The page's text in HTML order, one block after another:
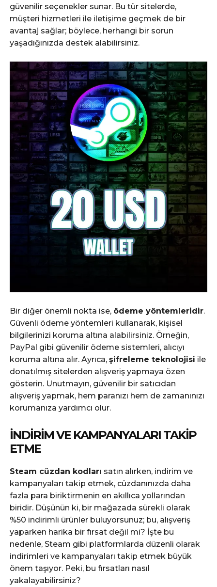
güvenilir seçenekler sunar. Bu tür sitelerde,
müşteri hizmetleri ile iletişime geçmek de bir
avantaj sağlar; böylece, herhangi bir sorun
yaşadığınızda destek alabilirsiniz.
Bir diğer önemli nokta ise, ödeme yöntemleridir.
Güvenli ödeme yöntemleri kullanarak, kişisel
bilgilerinizi koruma altına alabilirsiniz. Örneğin,
PayPal gibi güvenilir ödeme sistemleri, alıcıyı
koruma altına alır. Ayrıca, şifreleme teknolojisi ile
donatılmış sitelerden alışveriş yapmaya özen
gösterin. Unutmayın, güvenilir bir satıcıdan
alışveriş yapmak, hem paranızı hem de zamanınızı
korumanıza yardımcı olur.
İNDIRIM VE KAMPANYALARI TAKIP
ETME
Steam cüzdan kodları satın alırken, indirim ve
kampanyaları takip etmek, cüzdanınızda daha
fazla para biriktirmenin en akıllıca yollarından
biridir. Düşünün ki, bir mağazada sürekli olarak
%50 indirimli ürünler buluyorsunuz; bu, alışveriş
yaparken harika bir fırsat değil mi? İşte bu
nedenle, Steam gibi platformlarda düzenli olarak
indirimleri ve kampanyaları takip etmek büyük
önem taşıyor. Peki, bu fırsatları nasıl
yakalayabilirsiniz?